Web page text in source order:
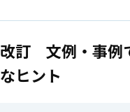
改訂 文例・事例
なヒント